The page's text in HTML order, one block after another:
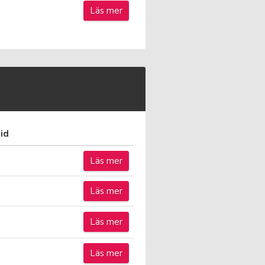
Läs mer
Läs mer
Läs mer
Läs mer
Läs mer